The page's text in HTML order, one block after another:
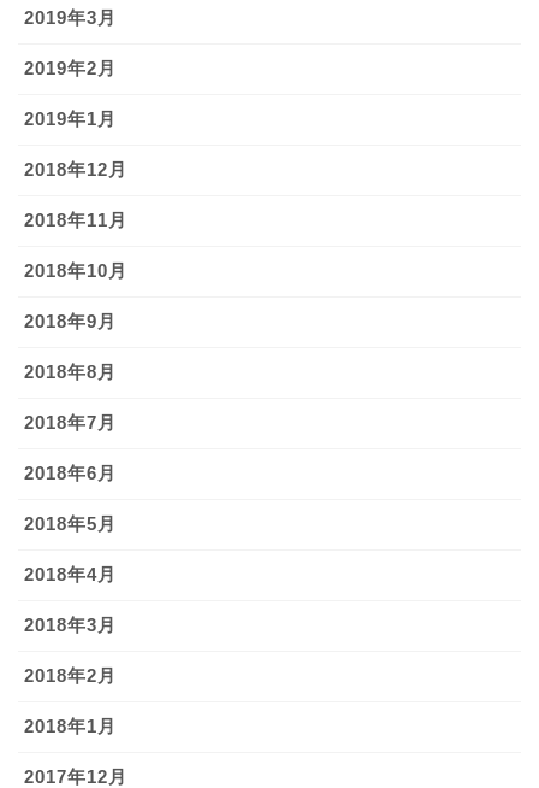
2019年3月
2019年2月
2019年1月
2018年12月
2018年11月
2018年10月
2018年9月
2018年8月
2018年7月
2018年6月
2018年5月
2018年4月
2018年3月
2018年2月
2018年1月
2017年12月